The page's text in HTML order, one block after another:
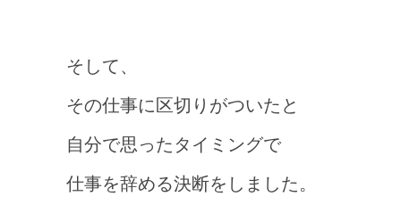
そして、
その仕事に区切りがついたと
自分で思ったタイミングで
仕事を辞める決断をしました。